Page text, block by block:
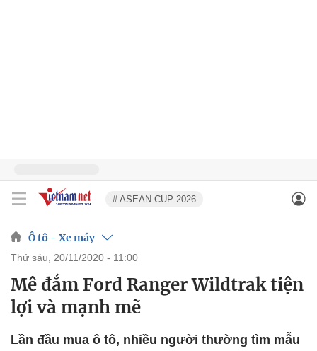
# ASEAN CUP 2026
Ô tô - Xe máy
thứ sáu, 20/11/2020 - 11:00
Mê đắm Ford Ranger Wildtrak tiện
lợi và mạnh mẽ
Lần đầu mua ô tô, nhiều người thường tìm mẫu